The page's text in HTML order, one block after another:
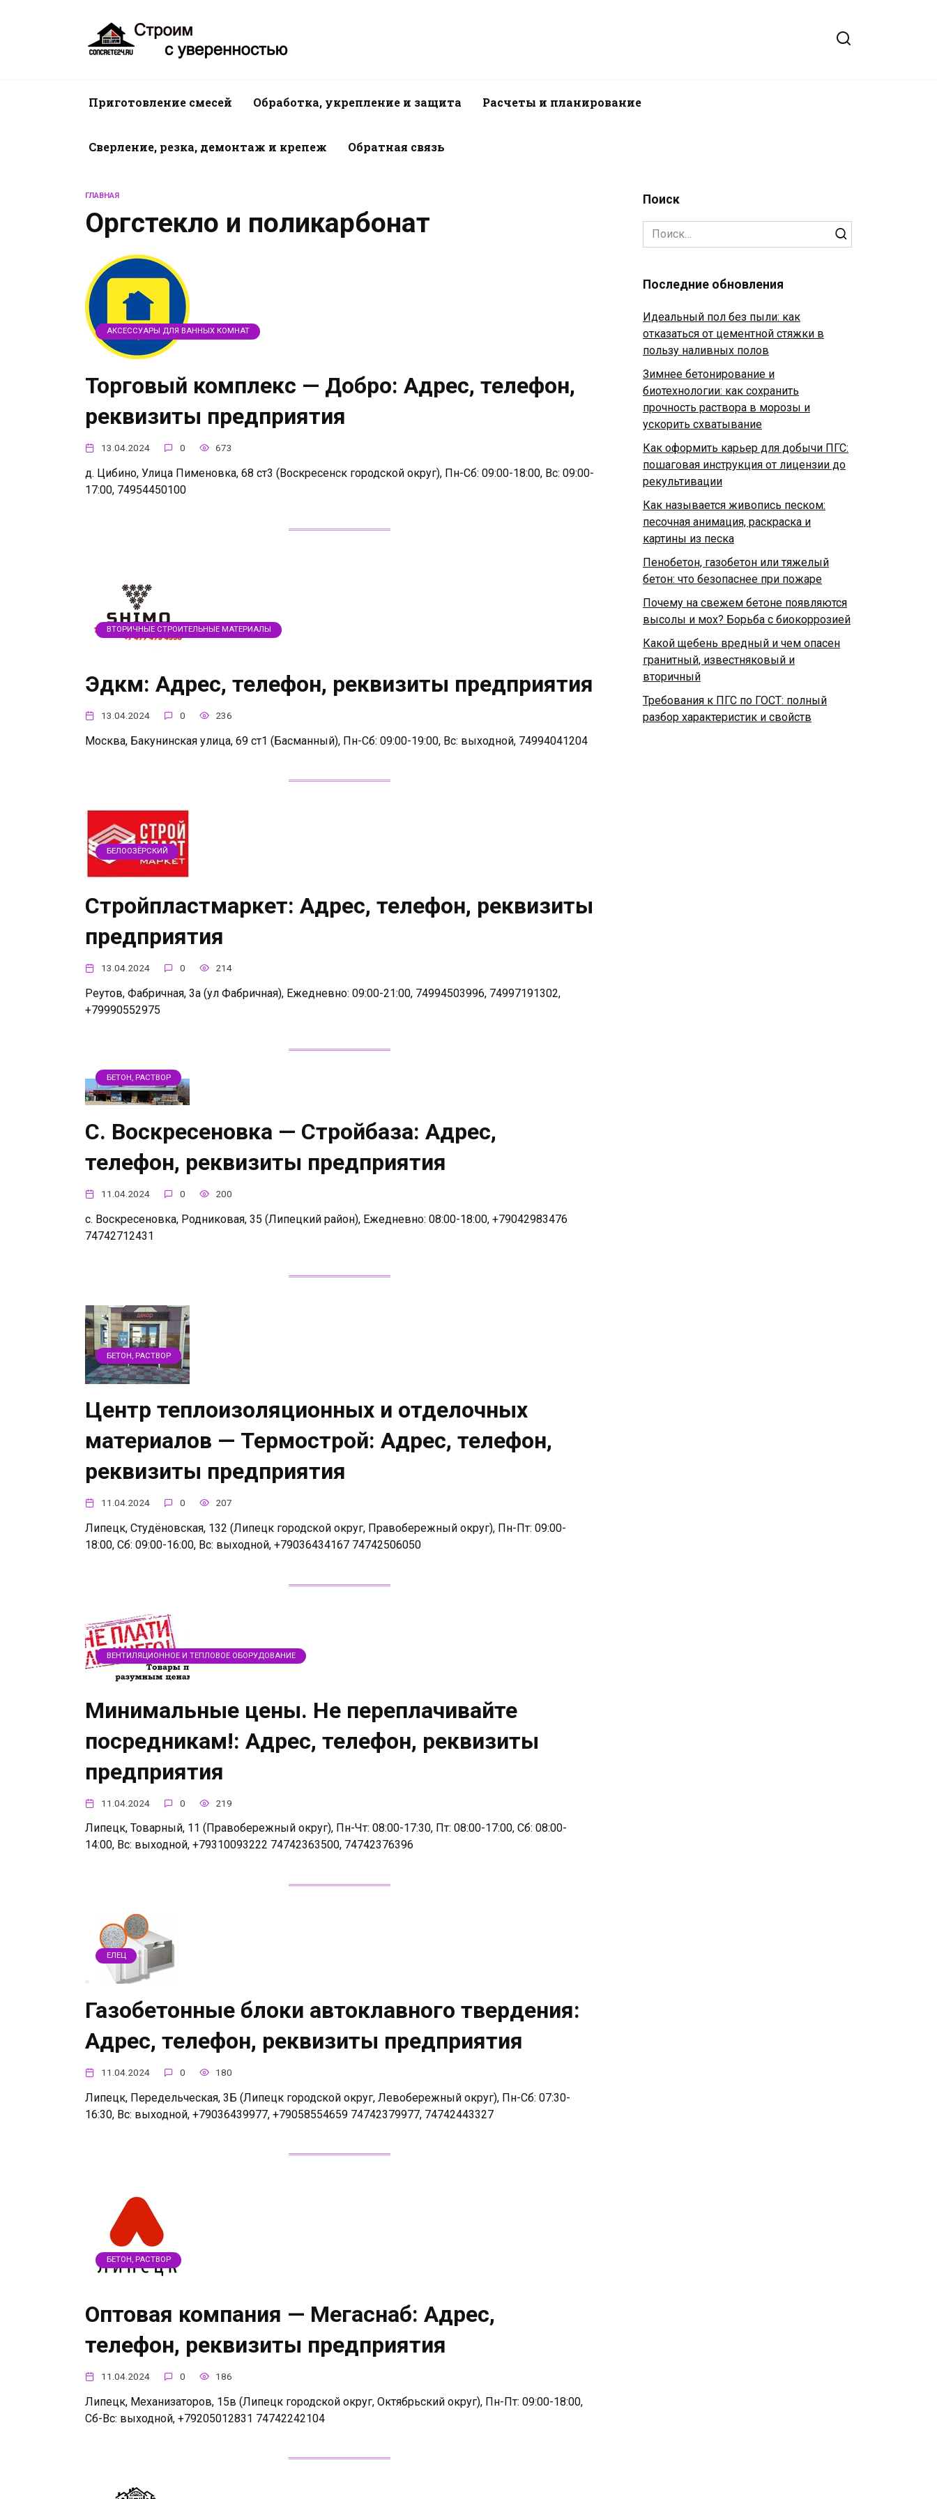
Приготовление смесей Обработка, укрепление и защита Расчеты и планирование
Сверление, резка, демонтаж и крепеж Обратная связь
ГЛАВНАЯ
Оргстекло и поликарбонат
АКСЕССУАРЫ ДЛЯ ВАННЫХ КОМНАТ
Торговый комплекс — Добро: Адрес, телефон,
реквизиты предприятия
13.04.2024 0 673
д. Цибино, Улица Пименовка, 68 ст3 (Воскресенск городской округ), Пн-Сб: 09:00-18:00, Вс: 09:00-
17:00, 74954450100
ВТОРИЧНЫЕ СТРОИТЕЛЬНЫЕ МАТЕРИАЛЫ
Эдкм: Адрес, телефон, реквизиты предприятия
13.04.2024 0 236
Москва, Бакунинская улица, 69 ст1 (Басманный), Пн-Сб: 09:00-19:00, Вс: выходной, 74994041204
БЕЛООЗЁРСКИЙ
Стройпластмаркет: Адрес, телефон, реквизиты
предприятия
13.04.2024 0 214
Реутов, Фабричная, 3а (ул Фабричная), Ежедневно: 09:00-21:00, 74994503996, 74997191302,
+79990552975
БЕТОН, РАСТВОР
С. Воскресеновка — Стройбаза: Адрес,
телефон, реквизиты предприятия
11.04.2024 0 200
с. Воскресеновка, Родниковая, 35 (Липецкий район), Ежедневно: 08:00-18:00, +79042983476
74742712431
БЕТОН, РАСТВОР
Центр теплоизоляционных и отделочных
материалов — Термострой: Адрес, телефон,
реквизиты предприятия
11.04.2024 0 207
Липецк, Студёновская, 132 (Липецк городской округ, Правобережный округ), Пн-Пт: 09:00-
18:00, Сб: 09:00-16:00, Вс: выходной, +79036434167 74742506050
ВЕНТИЛЯЦИОННОЕ И ТЕПЛОВОЕ ОБОРУДОВАНИЕ
Минимальные цены. Не переплачивайте
посредникам!: Адрес, телефон, реквизиты
предприятия
11.04.2024 0 219
Липецк, Товарный, 11 (Правобережный округ), Пн-Чт: 08:00-17:30, Пт: 08:00-17:00, Сб: 08:00-
14:00, Вс: выходной, +79310093222 74742363500, 74742376396
ЕЛЕЦ
Газобетонные блоки автоклавного твердения:
Адрес, телефон, реквизиты предприятия
11.04.2024 0 180
Липецк, Передельческая, 3Б (Липецк городской округ, Левобережный округ), Пн-Сб: 07:30-
16:30, Вс: выходной, +79036439977, +79058554659 74742379977, 74742443327
БЕТОН, РАСТВОР
Оптовая компания — Мегаснаб: Адрес,
телефон, реквизиты предприятия
11.04.2024 0 186
Липецк, Механизаторов, 15в (Липецк городской округ, Октябрьский округ), Пн-Пт: 09:00-18:00,
Сб-Вс: выходной, +79205012831 74742242104
Поиск
Search
for:
Последние обновления
Идеальный пол без пыли: как
отказаться от цементной стяжки в
пользу наливных полов
Зимнее бетонирование и
биотехнологии: как сохранить
прочность раствора в морозы и
ускорить схватывание
Как оформить карьер для добычи ПГС:
пошаговая инструкция от лицензии до
рекультивации
Как называется живопись песком:
песочная анимация, раскраска и
картины из песка
Пенобетон, газобетон или тяжелый
бетон: что безопаснее при пожаре
Почему на свежем бетоне появляются
высолы и мох? Борьба с биокоррозией
Какой щебень вредный и чем опасен
гранитный, известняковый и
вторичный
Требования к ПГС по ГОСТ: полный
разбор характеристик и свойств